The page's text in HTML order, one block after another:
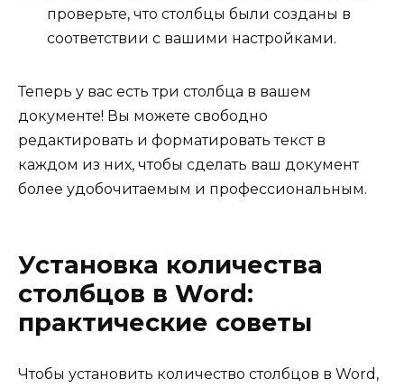
проверьте, что столбцы были созданы в
соответствии с вашими настройками.
Теперь у вас есть три столбца в вашем
документе! Вы можете свободно
редактировать и форматировать текст в
каждом из них, чтобы сделать ваш документ
более удобочитаемым и профессиональным.
Установка количества
столбцов в Word:
практические советы
Чтобы установить количество столбцов в Word,